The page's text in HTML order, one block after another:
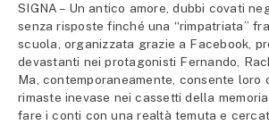
SIGNA – Un antico amore, dubbi covati
senza risposte finché una “rimpatriata”
scuola, organizzata grazie a Facebook,
devastanti nei protagonisti Fernando,
Ma, contemporaneamente, consente loro
rimaste inevase nei cassetti della
fare i conti con una realtà temuta e